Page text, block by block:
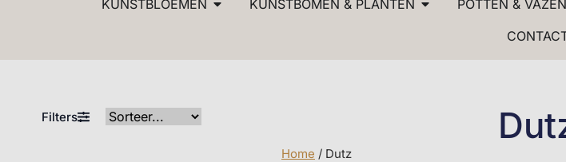
KUNSTBLOEMEN KUNSTBOMEN & PLANTEN POTTEN & VAZEN
Filters
Home / Dutz